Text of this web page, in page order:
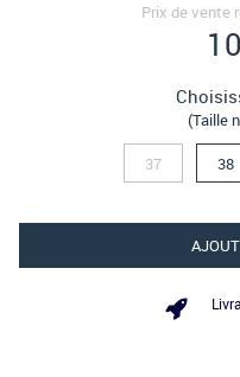
Prix de vente
(Taille
37 38